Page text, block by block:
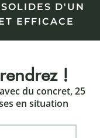
D'UN
EFFICACE
!
du concret, 25
en situation